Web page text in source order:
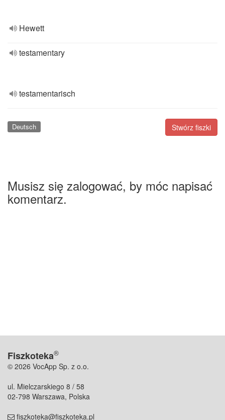
Hewett
testamentary
testamentarisch
Stwórz fiszki
Deutsch
Musisz się zalogować, by móc napisać
komentarz.
Fiszkoteka®
© 2026 VocApp Sp. z o.o.
ul. Mielczarskiego 8 / 58
02-798 Warszawa, Polska
fiszkoteka@fiszkoteka.pl